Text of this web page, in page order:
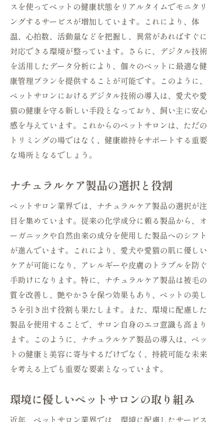
多様なペットニーズに応えるサービス
持続可能な運営を目指すサロン
ペットサロンの進化で実現する安心のトリミン
グ体験
最新の安全基準をクリアした設備
経験豊富なスタッフによる安心サービス
ペットのストレスを軽減する環境作り
短時間で高品質な施術を提供
ペットの健康状態を常にモニタリング
安心保証制度とアフターケアの充実
可能性
未来のペットライフスタイルを提案
ケアの多様性とその広がり
地域密着型サービスの強化
異文化交流を促進するインターナショナル
な視点
ペットコミュニティを活用した情報共有
飼い主と共に成長するサロンの未来
進化するペットサロンが飼い主に提供する最高
の選択肢
カスタマイズ可能なサービスメニュー
コストパフォーマンスに優れたプラン
コミュニケーションツールの充実
スを使ってペットの健康状態をリアルタイムでモニタリ
ングするサービスが増加しています。これにより、体
温、心拍数、活動量などを把握し、異常があればすぐに
対応できる環境が整っています。さらに、デジタル技術
を活用したデータ分析により、個々のペットに最適な健
康管理プランを提供することが可能です。このように、
ペットサロンにおけるデジタル技術の導入は、愛犬や愛
猫の健康を守る新しい手段となっており、飼い主に安心
感を与えています。これからのペットサロンは、ただの
トリミングの場ではなく、健康維持をサポートする重要
な場所となるでしょう。
ナチュラルケア製品の選択と役割
ペットサロン業界では、ナチュラルケア製品の選択が注
目を集めています。従来の化学成分に頼る製品から、オ
ーガニックや自然由来の成分を使用した製品へのシフト
が進んでいます。これにより、愛犬や愛猫の肌に優しい
ケアが可能になり、アレルギーや皮膚のトラブルを防ぐ
手助けになります。特に、ナチュラルケア製品は被毛の
質を改善し、艶やかさを保つ効果もあり、ペットの美し
さを引き出す役割も果たします。また、環境に配慮した
製品を使用することで、サロン自身のエコ意識も高まり
ます。このように、ナチュラルケア製品の導入は、ペッ
トの健康と美容に寄与するだけでなく、持続可能な未来
を考える上でも重要な要素となっています。
環境に優しいペットサロンの取り組み
近年、ペットサロン業界では、環境に配慮したサービス